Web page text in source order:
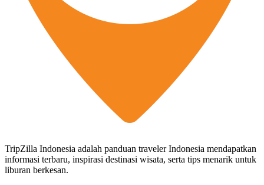
TripZilla Indonesia adalah panduan traveler Indonesia mendapatkan
informasi terbaru, inspirasi destinasi wisata, serta tips menarik untuk
liburan berkesan.